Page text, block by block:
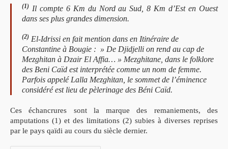
(1) Il compte 6 Km du Nord au Sud, 8 Km d’Est en Ouest
dans ses plus grandes dimension.
(2) El-Idrissi en fait mention dans en Itinéraire de
Constantine à Bougie : » De Djidjelli on rend au cap de
Mezghitan à Dzair El Affia… » Mezghitane, dans le folklore
des Beni Caïd est interprétée comme un nom de femme.
Parfois appelé Lalla Mezghitan, le sommet de l’éminence
considéré est lieu de pèlerinage des Béni Caïd.
Ces échancrures sont la marque des remaniements, des
amputations (1) et des limitations (2) subies à diverses reprises
par le pays qaïdi au cours du siècle dernier.